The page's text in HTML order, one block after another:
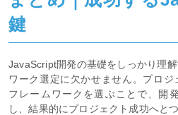
鍵
JavaScript開発の基礎をしっかり理
ワーク選定に欠かせません。プロ
フレームワークを選ぶことで、開
し、結果的にプロジェクト成功へと